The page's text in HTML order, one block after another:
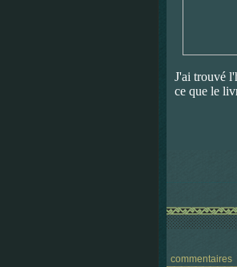
J'ai trouvé
ce que le
commentaires